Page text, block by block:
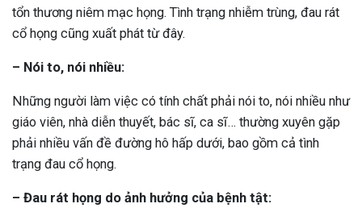
tổn thương niêm mạc họng. Tình trạng nhiễm trùng, đau rát
cổ họng cũng xuất phát từ đây.
– Nói to, nói nhiều:
Những người làm việc có tính chất phải nói to, nói nhiều như
giáo viên, nhà diễn thuyết, bác sĩ, ca sĩ… thường xuyên gặp
phải nhiều vấn đề đường hô hấp dưới, bao gồm cả tình
trạng đau cổ họng.
– Đau rát họng do ảnh hưởng của bệnh tật: